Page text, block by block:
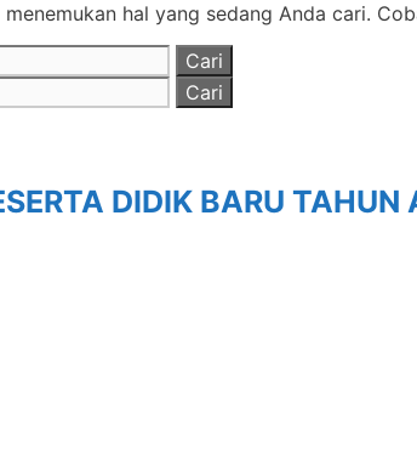
hal yang sedang Anda cari.
DIDIK BARU